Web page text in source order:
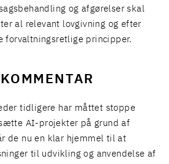
og afgørelser skal
al relevant lovgivning og efter
forvaltningsretlige principper.
tidligere har måttet stoppe
AI-projekter på grund af
de nu en klar hjemmel til at
til udvikling og anvendelse af